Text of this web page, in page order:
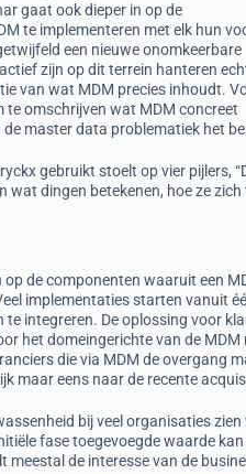
gaat ook dieper in op de
te implementeren met elk hun
een nieuwe onomkeerbare
zijn op dit terrein hanteren
van wat MDM precies inhoudt.
te omschrijven wat MDM concreet
master data problematiek het
gebruikt stoelt op vier pijlers,
wat dingen betekenen, hoe ze
op de componenten waaruit een
implementaties starten vanuit
te integreren. De oplossing voor
het domeingerichte van de
die via MDM de overgang
maar eens naar de recente
bij veel organisaties
fase toegevoegde waarde
meestal de interesse van de